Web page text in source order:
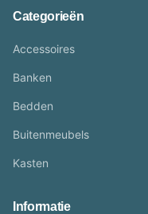
Categorieën
Accessoires
Banken
Bedden
Buitenmeubels
Kasten
Informatie